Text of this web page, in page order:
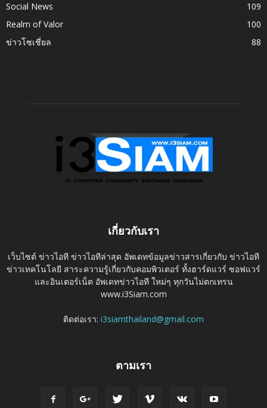
Social News
109
Realm of Valor
100
ข่าวโซเชี่ยล
88
เกี่ยวกับเรา
เว็บไซต์ ข่าวไอที ข่าวไอทีล่าสุด อัพเดทข้อมูลข่าวสารเกี่ยวกับ ข่าวไอที
ข่าวเทคโนโลยี สาระความรู้เกี่ยวกับคอมพิวเตอร์ ทั้งฮาร์ดแวร์ ซอฟแวร์
และอินเตอร์เน็ต อัพเดทข่าวไอที ใหม่ๆ ทุกวันไม่ตกเทรน
www.i3Siam.com
ติดต่อเรา: i3siamthailand@gmail.com
ตามเรา